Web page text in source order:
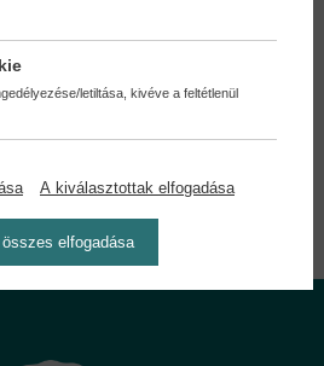
postaköltséggel
kötelezettsége a Családi
letiltása, kivéve a feltétlenül
A kiválasztottak elfogadása
elfogadása